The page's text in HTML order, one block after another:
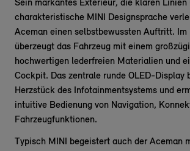
Sein markantes Exterieur, die klaren Linien
charakteristische MINI Designsprache
Aceman einen selbstbewussten Auftritt. Im
überzeugt das Fahrzeug mit einem
hochwertigen lederfreien Materialien und
Cockpit. Das zentrale runde OLED-Display
Herzstück des Infotainmentsystems und
intuitive Bedienung von Navigation,
Fahrzeugfunktionen.
Typisch MINI begeistert auch der Aceman